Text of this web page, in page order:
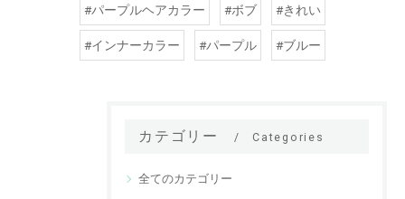
#パープルヘアカラー #ボブ #きれい
#インナーカラー #パープル #ブルー
カテゴリー Categories
全てのカテゴリー